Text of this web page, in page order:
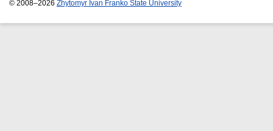
© 2008–2026 Zhytomyr Ivan Franko State University